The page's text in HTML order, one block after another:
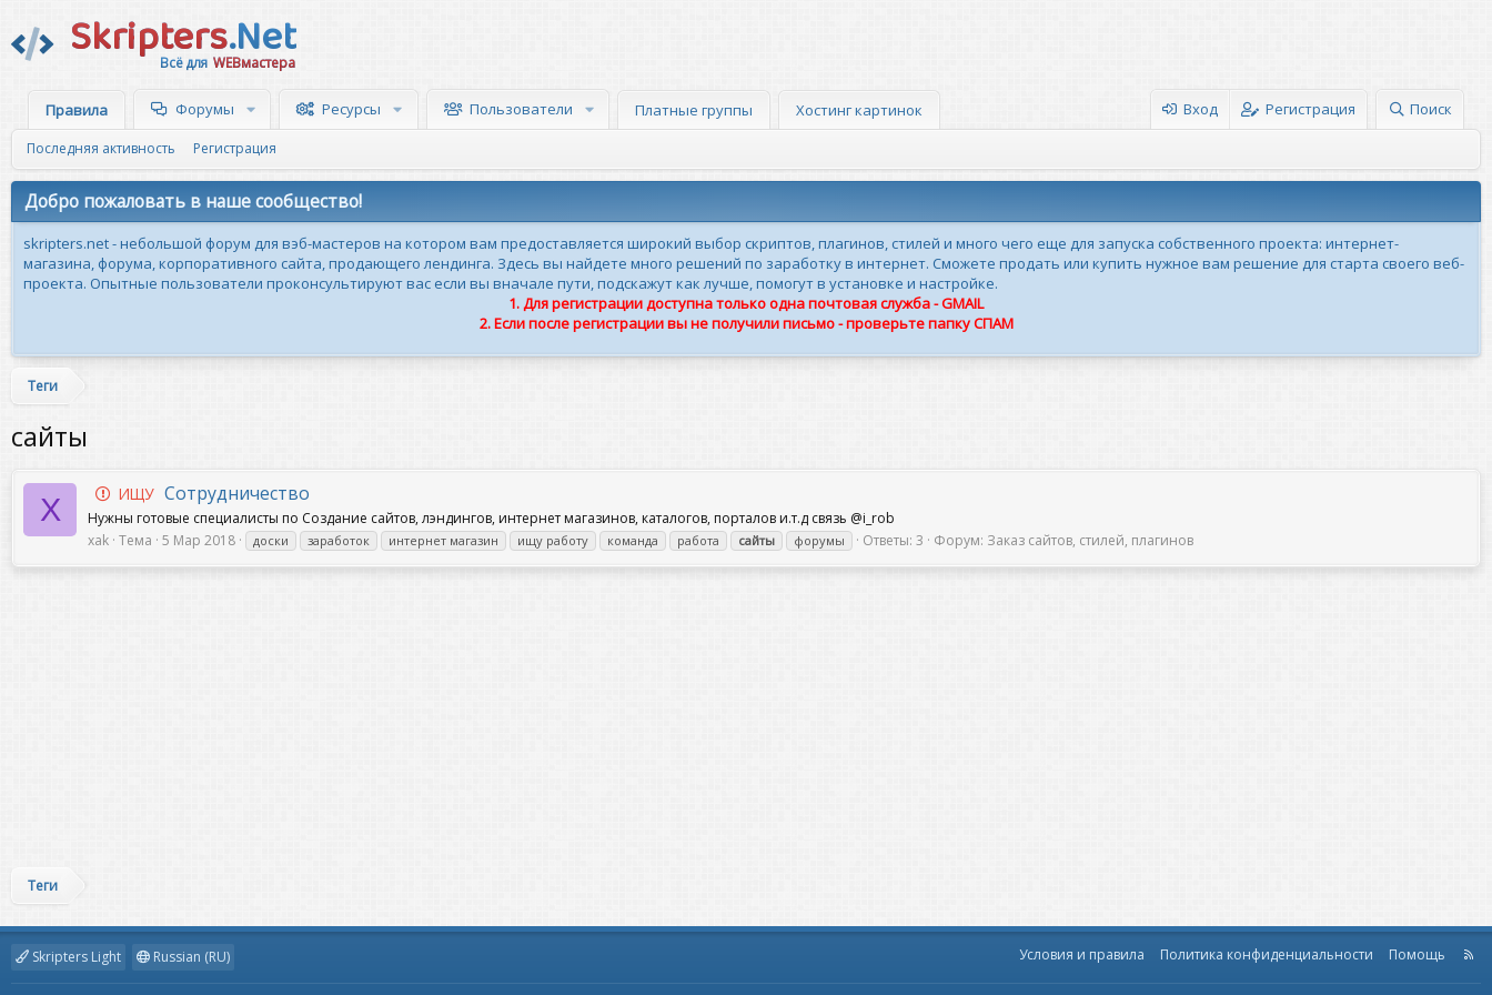
Skripters.Net
Всё для WEBмастера
Правила Форумы Ресурсы Пользователи Платные группы Хостинг картинок Вход Регистрация Поиск
Последняя активность Регистрация
Добро пожаловать в наше сообщество!
skripters.net - небольшой форум для вэб-мастеров на котором вам предоставляется широкий выбор скриптов, плагинов, стилей и много чего еще для запуска собственного проекта: интернет-
магазина, форума, корпоративного сайта, продающего лендинга. Здесь вы найдете много решений по заработку в интернет. Сможете продать или купить нужное вам решение для старта своего веб-
проекта. Опытные пользователи проконсультируют вас если вы вначале пути, подскажут как лучше, помогут в установке и настройке.
1. Для регистрации доступна только одна почтовая служба - GMAIL
2. Если после регистрации вы не получили письмо - проверьте папку СПАМ
Теги
сайты
X ИЩУ Сотрудничество
Нужны готовые специалисты по Создание сайтов, лэндингов, интернет магазинов, каталогов, порталов и.т.д связь @i_rob
xak Тема 5 Мар 2018 доски заработок интернет магазин ищу работу команда работа сайты форумы Ответы: 3 Форум: Заказ сайтов, стилей, плагинов
Теги
Skripters Light Russian (RU) Условия и правила Политика конфиденциальности Помощь
R